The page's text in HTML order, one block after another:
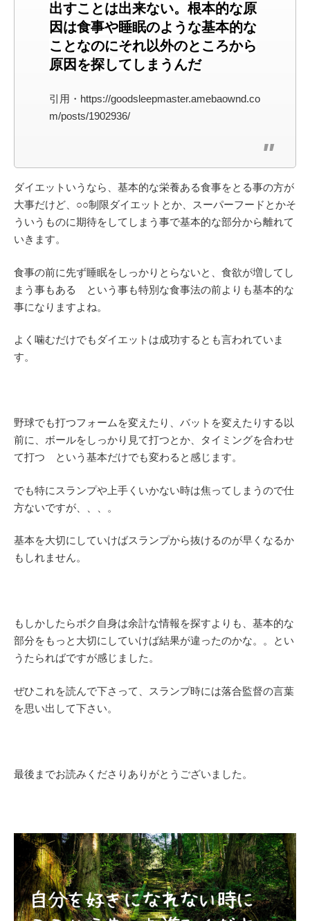
出すことは出来ない。根本的な原
因は食事や睡眠のような基本的な
ことなのにそれ以外のところから
原因を探してしまうんだ
引用・https://goodsleepmaster.amebaownd.co
m/posts/1902936/
ダイエットいうなら、基本的な栄養ある食事をとる事の方が
大事だけど、○○制限ダイエットとか、スーパーフードとかそ
ういうものに期待をしてしまう事で基本的な部分から離れて
いきます。
食事の前に先ず睡眠をしっかりとらないと、食欲が増してし
まう事もある という事も特別な食事法の前よりも基本的な
事になりますよね。
よく噛むだけでもダイエットは成功するとも言われていま
す。
野球でも打つフォームを変えたり、バットを変えたりする以
前に、ボールをしっかり見て打つとか、タイミングを合わせ
て打つ という基本だけでも変わると感じます。
でも特にスランプや上手くいかない時は焦ってしまうので仕
方ないですが、、、。
基本を大切にしていけばスランプから抜けるのが早くなるか
もしれません。
もしかしたらボク自身は余計な情報を探すよりも、基本的な
部分をもっと大切にしていけば結果が違ったのかな。。とい
うたらればですが感じました。
ぜひこれを読んで下さって、スランプ時には落合監督の言葉
を思い出して下さい。
最後までお読みくださりありがとうございました。